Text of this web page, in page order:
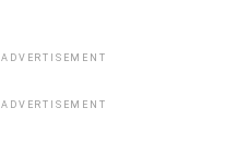
ADVERTISEMENT
ADVERTISEMENT